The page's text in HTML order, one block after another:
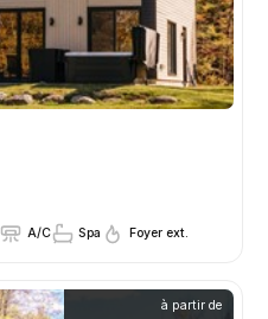
A/C Spa Foyer ext.
à partir de